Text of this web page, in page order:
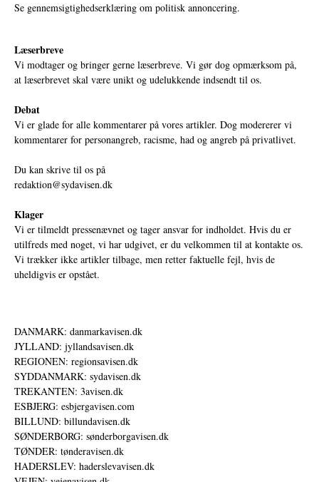
Se gennemsigtighedserklæring om politisk annoncering.
Læserbreve
Vi modtager og bringer gerne læserbreve. Vi gør dog opmærksom på,
at læserbrevet skal være unikt og udelukkende indsendt til os.
Debat
Vi er glade for alle kommentarer på vores artikler. Dog modererer vi
kommentarer for personangreb, racisme, had og angreb på privatlivet.
Du kan skrive til os på
redaktion@sydavisen.dk
Klager
Vi er tilmeldt pressenævnet og tager ansvar for indholdet. Hvis du er
utilfreds med noget, vi har udgivet, er du velkommen til at kontakte os.
Vi trækker ikke artikler tilbage, men retter faktuelle fejl, hvis de
uheldigvis er opstået.
DANMARK: danmarkavisen.dk
JYLLAND: jyllandsavisen.dk
REGIONEN: regionsavisen.dk
SYDDANMARK: sydavisen.dk
TREKANTEN: 3avisen.dk
ESBJERG: esbjergavisen.com
BILLUND: billundavisen.dk
SØNDERBORG: sønderborgavisen.dk
TØNDER: tønderavisen.dk
HADERSLEV: haderslevavisen.dk